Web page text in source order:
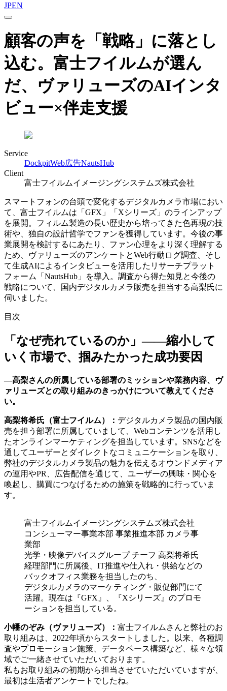
JPEN
顧客の声を「戦略」に落とし
込む。富士フイルムが選ん
だ、ヴァリューズのAIインタ
ビュー×伴走支援
Service
DockpitWeb広告NautsHub
Client
富士フイルムイメージングシステムズ株式会社
スマートフォンの台頭で変化するデジタルカメラ市場におい
て、富士フイルムは「GFX」「Xシリーズ」のラインアップ
を展開。フィルム製造の長い歴史から培ってきた色再現の技
術や、独自の設計哲学でファンを獲得しています。今後の事
業展開を検討するにあたり、ファン心理をより深く理解する
ため、ヴァリューズのアンケートとWeb行動ログ調査、そし
て生成AIによるインタビューを活用したリサーチプラット
フォーム「NautsHub」を導入。調査から得た知見と今後の
戦略について、国内デジタルカメラ販売を担当する高梨氏に
伺いました。
目次
「なぜ売れているのか」――縮小して
いく市場で、掴みたかった成功要因
―高梨さんの所属している部署のミッションや業務内容、ヴ
ァリューズとの取り組みのきっかけについて教えてくださ
い。
高梨将希氏（富士フイルム）： デジタルカメラ製品の国内販
売を担う部署に所属していまして、Webコンテンツを活用し
たオンラインマーケティングを担当しています。SNSなどを
通してユーザーとダイレクトなコミュニケーションを取り、
弊社のデジタルカメラ製品の魅力を伝えるオウンドメディア
の運用やPR、広告配信を通じて、ユーザーの興味・関心を
喚起し、購買につなげるための施策を戦略的に行っていま
す。
富士フイルムイメージングシステムズ株式会社
コンシューマー事業本部 事業推進本部 カメラ事
業部
光学・映像デバイスグループ チーフ 高梨将希氏
経理部門に所属後、IT推進や仕入れ・供給などの
バックオフィス業務を担当したのち、
デジタルカメラのマーケティング・販促部門にて
活躍。現在は『GFX』、『Xシリーズ』のプロモ
ーションを担当している。
小幡のぞみ（ヴァリューズ）： 富士フイルムさんと弊社のお
取り組みは、2022年頃からスタートしました。以来、各種調
査やプロモーション施策、データベース構築など、様々な領
域でご一緒させていただいております。
私もお取り組みの初期から担当させていただいていますが、
最初は生活者アンケートでしたね。